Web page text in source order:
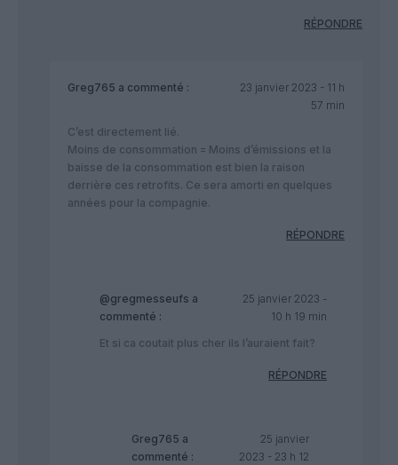
RÉPONDRE
Greg765 a commenté :
23 janvier 2023 - 11 h
57 min
C’est directement lié.
Moins de consommation = Moins d’émissions et la
baisse de la consommation est bien la raison
derrière ces retrofits. Ce sera amorti en quelques
années pour la compagnie.
RÉPONDRE
@gregmesseufs a
commenté :
25 janvier 2023 -
10 h 19 min
Et si ca coutait plus cher ils l’auraient fait?
RÉPONDRE
Greg765 a
commenté :
25 janvier
2023 - 23 h 12